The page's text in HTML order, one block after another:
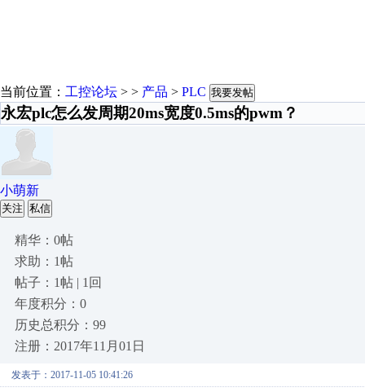
当前位置： 工控论坛 > > 产品 > PLC 我要发帖
永宏plc怎么发周期20ms宽度0.5ms的pwm？
小萌新
关注 私信
精华：0帖
求助：1帖
帖子：1帖 | 1回
年度积分：0
历史总积分：99
注册：2017年11月01日
发表于：2017-11-05 10:41:26